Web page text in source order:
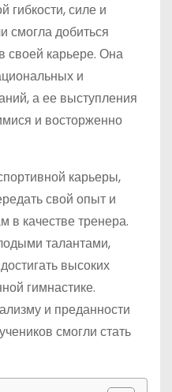
гибкости, силе и
смогла добиться
своей карьере. Она
и
а ее выступления
и восторженно
карьеры,
свой опыт и
в качестве тренера.
талантами,
высоких
гимнастике.
и преданности
смогли стать